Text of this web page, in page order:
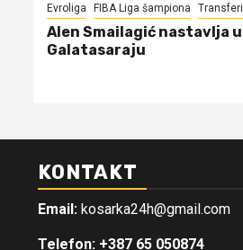
Evroliga FIBA Liga šampiona Transferi
Alen Smailagić nastavlja u
Galatasaraju
KONTAKT
Email: kosarka24h@gmail.com
Telefon: +387 65 050874